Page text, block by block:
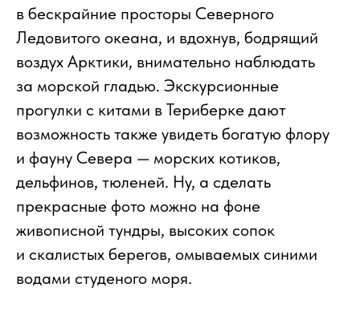
в бескрайние просторы Северного
Ледовитого океана, и вдохнув, бодрящий
воздух Арктики, внимательно наблюдать
за морской гладью. Экскурсионные
прогулки с китами в Териберке дают
возможность также увидеть богатую флору
и фауну Севера — морских котиков,
дельфинов, тюленей. Ну, а сделать
прекрасные фото можно на фоне
живописной тундры, высоких сопок
и скалистых берегов, омываемых синими
водами студеного моря.